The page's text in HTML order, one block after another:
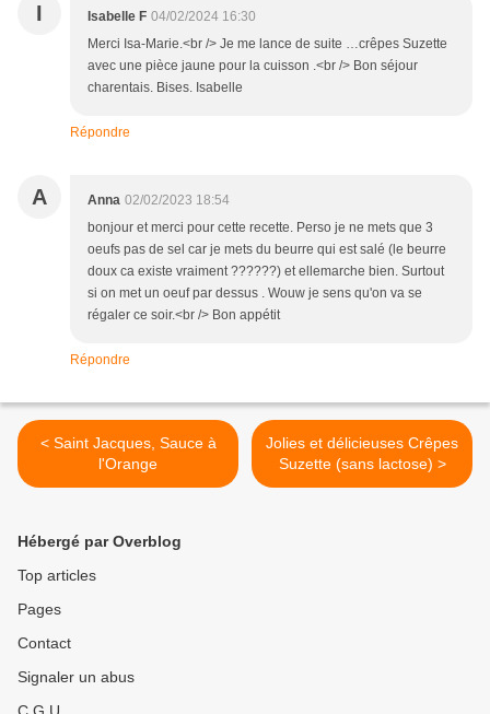
I Isabelle F 04/02/2024 16:30
Merci Isa-Marie.<br /> Je me lance de suite …crêpes Suzette
avec une pièce jaune pour la cuisson .<br /> Bon séjour
charentais. Bises. Isabelle
Répondre
A Anna 02/02/2023 18:54
bonjour et merci pour cette recette. Perso je ne mets que 3
oeufs pas de sel car je mets du beurre qui est salé (le beurre
doux ca existe vraiment ??????) et ellemarche bien. Surtout
si on met un oeuf par dessus . Wouw je sens qu'on va se
régaler ce soir.<br /> Bon appétit
Répondre
< Saint Jacques, Sauce à
l'Orange
Jolies et délicieuses Crêpes
Suzette (sans lactose) >
Hébergé par Overblog
Top articles
Pages
Contact
Signaler un abus